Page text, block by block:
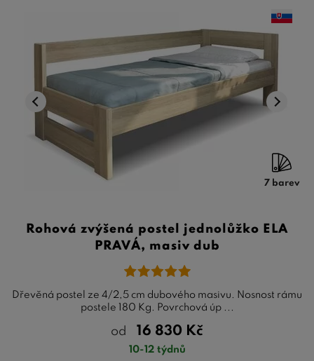
7 barev
Rohová zvýšená postel jednolůžko ELA
PRAVÁ, masiv dub
Dřevěná postel ze 4/2,5 cm dubového masivu. Nosnost rámu
postele 180 Kg. Povrchová úp ...
od 16 830 Kč
10-12 týdnů